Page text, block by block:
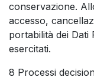
conservazione.
accesso,
portabilità dei
esercitati.
8 Processi